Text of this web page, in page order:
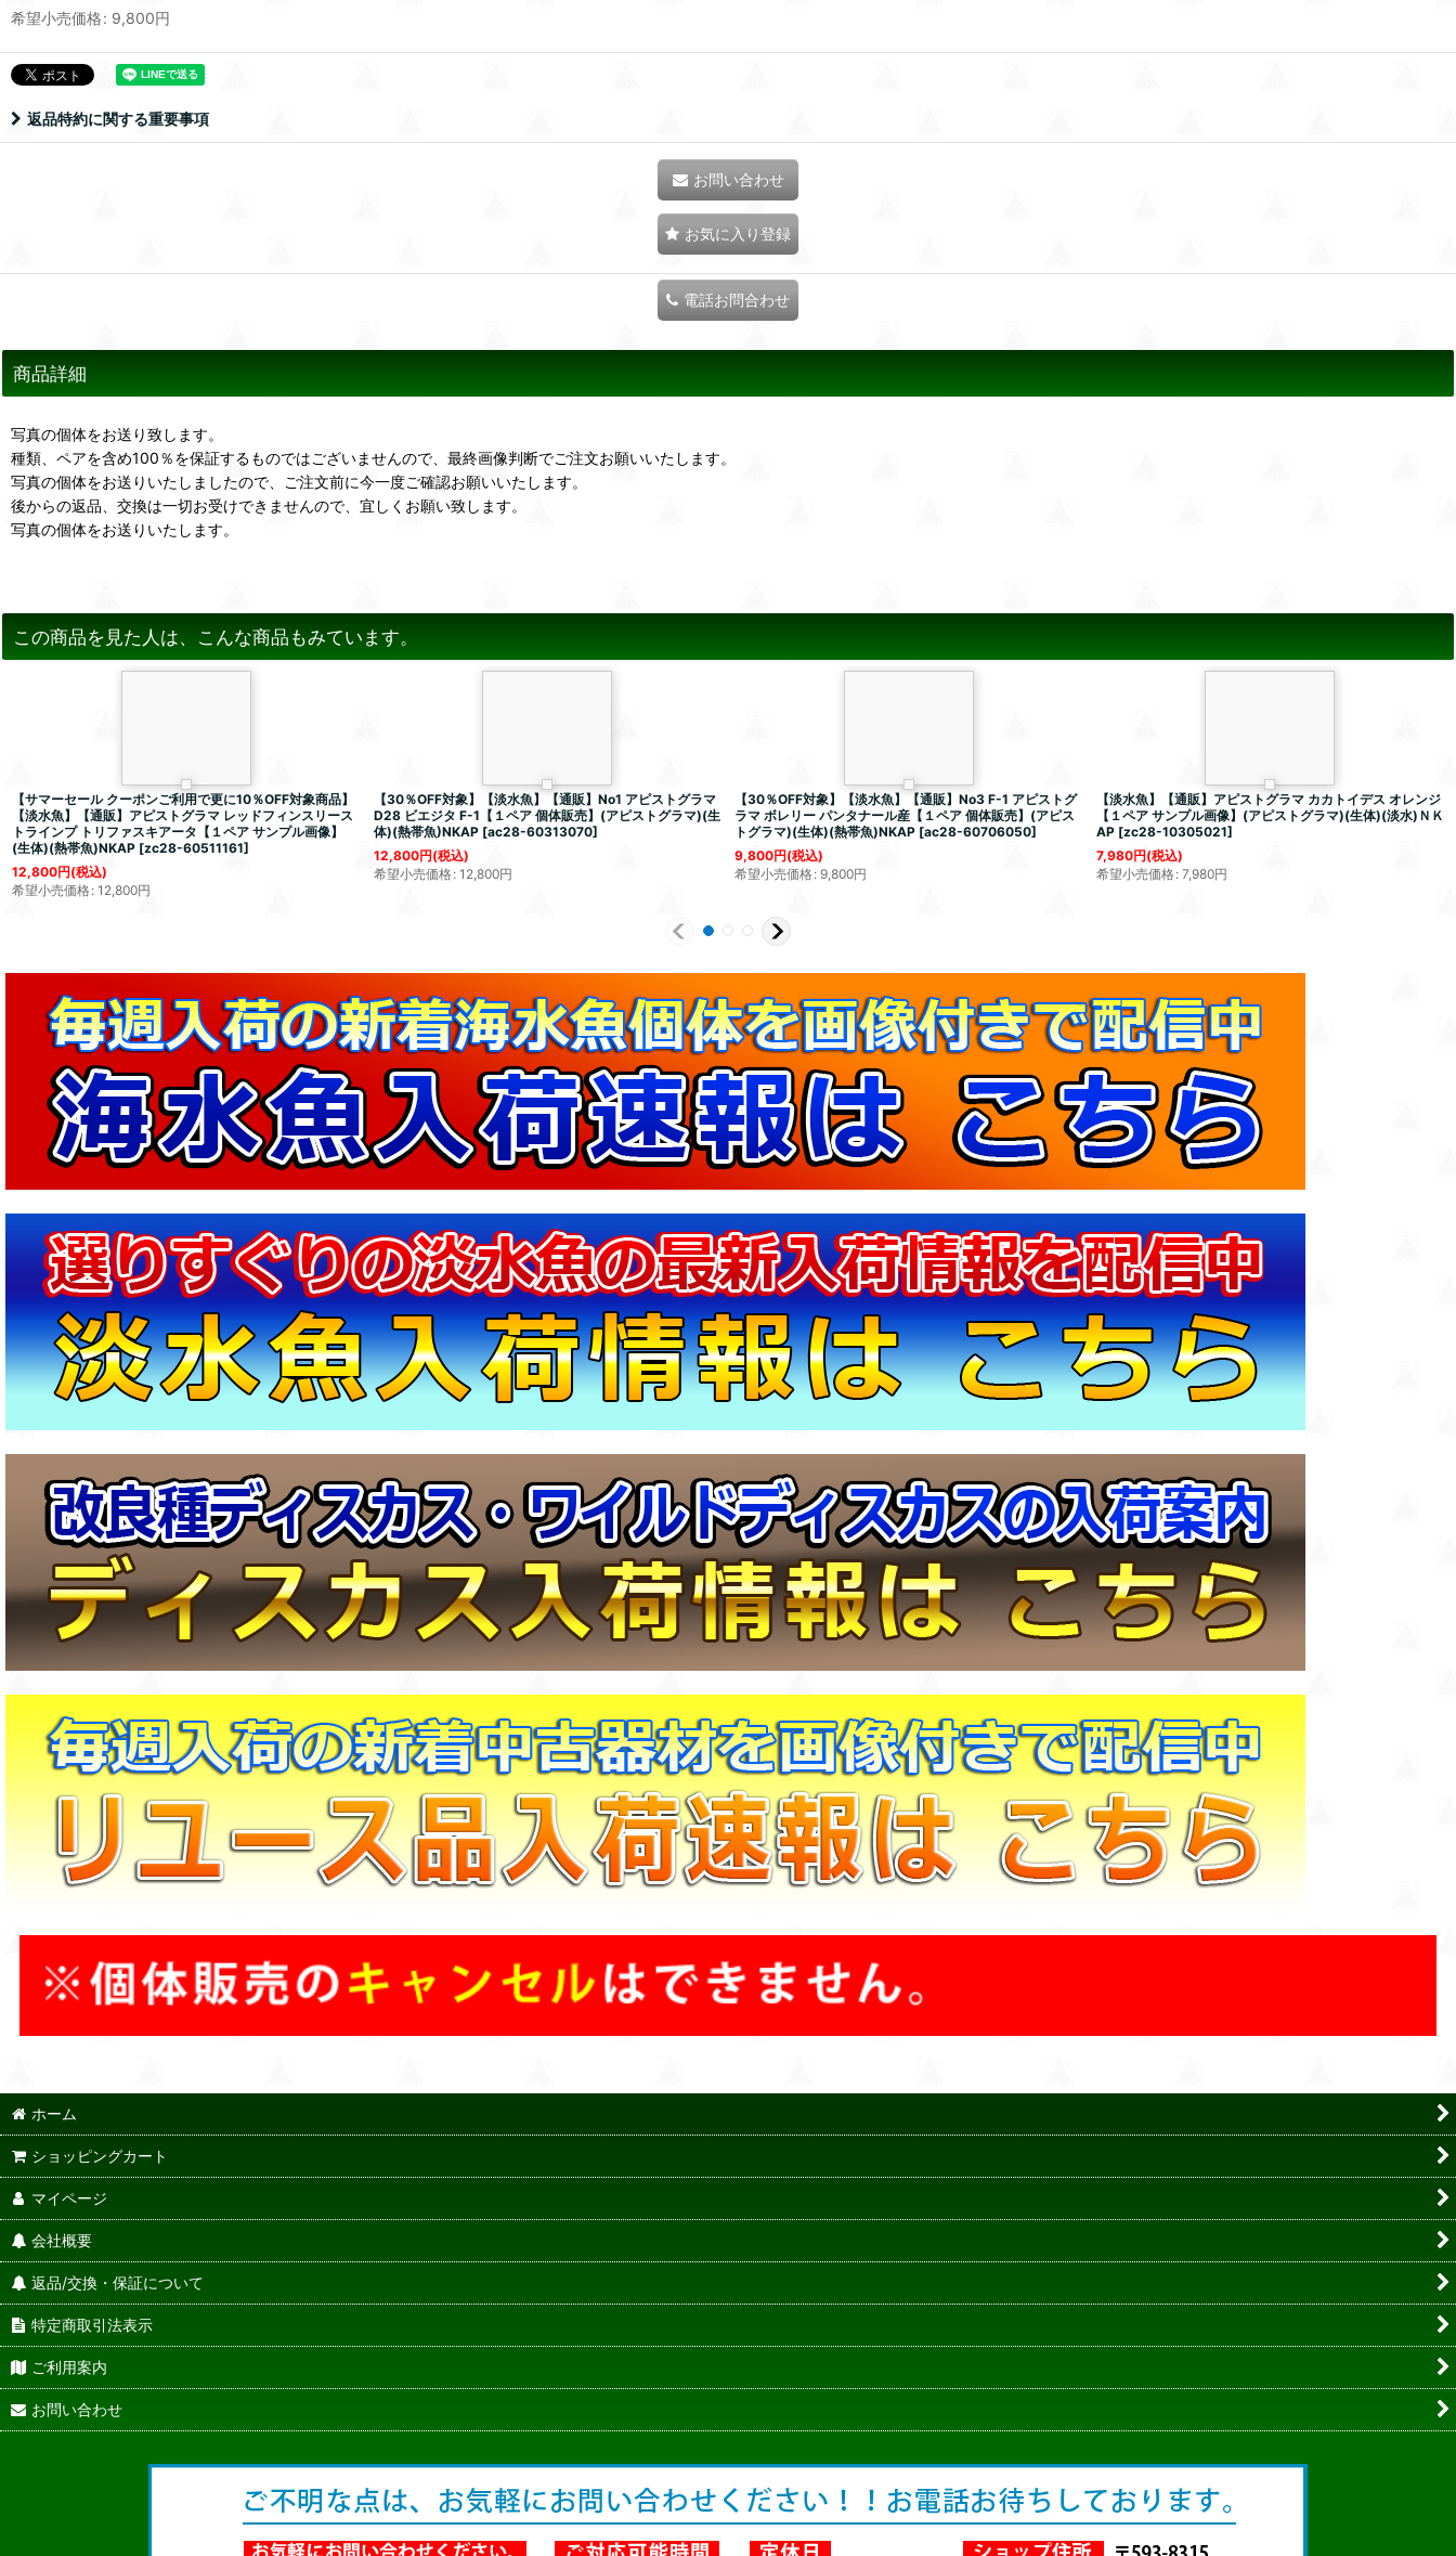
希望小売価格: 9,800円
返品特約に関する重要事項
お問い合わせ
お気に入り登録
電話お問合わせ
商品詳細
写真の個体をお送り致します。
種類、ペアを含め100％を保証するものではございませんので、最終画像判断でご注文お願いいたします。
写真の個体をお送りいたしましたので、ご注文前に今一度ご確認お願いいたします。
後からの返品、交換は一切お受けできませんので、宜しくお願い致します。
写真の個体をお送りいたします。
この商品を見た人は、こんな商品もみています。
【サマーセール クーポンご利用で更に10％OFF対象商品】
【淡水魚】【通販】アピストグラマ レッドフィンスリース
トラインプ トリファスキアータ【１ペア サンプル画像】
(生体)(熱帯魚)NKAP [zc28-60511161]
12,800円(税込)
希望小売価格: 12,800円
【30％OFF対象】【淡水魚】【通販】No1 アピストグラマ
D28 ビエジタ F-1【１ペア 個体販売】(アピストグラマ)(生
体)(熱帯魚)NKAP [ac28-60313070]
12,800円(税込)
希望小売価格: 12,800円
【30％OFF対象】【淡水魚】【通販】No3 F-1 アピストグ
ラマ ボレリー パンタナール産【１ペア 個体販売】(アピス
トグラマ)(生体)(熱帯魚)NKAP [ac28-60706050]
9,800円(税込)
希望小売価格: 9,800円
【淡水魚】【通販】アピストグラマ カカトイデス オレンジ
【１ペア サンプル画像】(アピストグラマ)(生体)(淡水)ＮＫ
AP [zc28-10305021]
7,980円(税込)
希望小売価格: 7,980円
ホーム
ショッピングカート
マイページ
会社概要
返品/交換・保証について
特定商取引法表示
ご利用案内
お問い合わせ